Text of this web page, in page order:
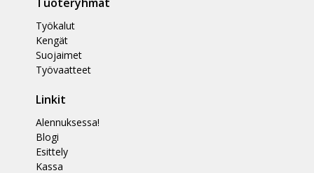
Työkalut
Kengät
Suojaimet
Työvaatteet
Linkit
Alennuksessa!
Blogi
Esittely
Kassa